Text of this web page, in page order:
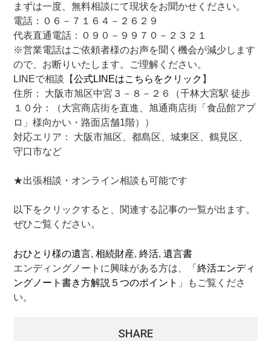
まずは一度、無料相談にて現状をお聞かせください。
電話：０６－７１６４－２６２９
代表直通電話：０９０－９９７０－２３２１
※営業電話はご依頼者様のお声を聞く機会が減少します
ので、お断りいたします。ご理解ください。
LINEで相談【公式LINEはこちらをクリック 】
住所： 大阪市旭区中宮３－８－２６（千林大宮駅 徒歩
１０分：（大宮商店街を直進、旭通商店街「食品館アプ
ロ」様向かい・路面店舗1階））
対応エリア： 大阪市旭区、都島区、城東区、鶴見区、
守口市など
★出張相談・オンライン相談も可能です
以下をクリックすると、関連する記事の一覧が出ます。
ぜひご覧ください。
おひとり様の遺言, 相続財産, 終活, 遺言書
エンディングノートに興味がある方は、「終活エンディ
ングノート書き方解説５つのポイント 」もご覧くださ
い。
SHARE